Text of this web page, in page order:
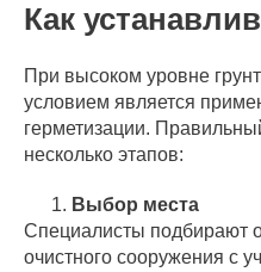
Как
При высоком уровне
условием является
герметизации.
несколько этапов:
Выбор места
Специалисты подбирают
очистного сооружения с